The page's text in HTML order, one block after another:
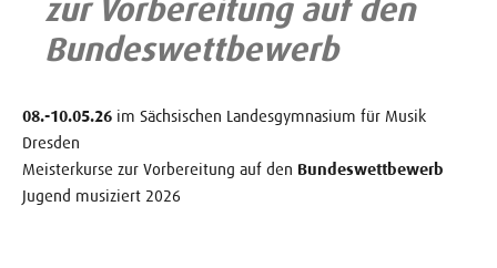
zur Vorbereitung auf den
Bundeswettbewerb
08.-10.05.26 im Sächsischen Landesgymnasium für Musik
Dresden
Meisterkurse zur Vorbereitung auf den Bundeswettbewerb
Jugend musiziert 2026